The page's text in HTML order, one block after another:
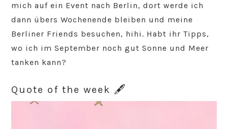
mich auf ein Event nach Berlin, dort werde ich
dann übers Wochenende bleiben und meine
Berliner Friends besuchen, hihi. Habt ihr Tipps,
wo ich im September noch gut Sonne und Meer
tanken kann?
Quote of the week 🖋